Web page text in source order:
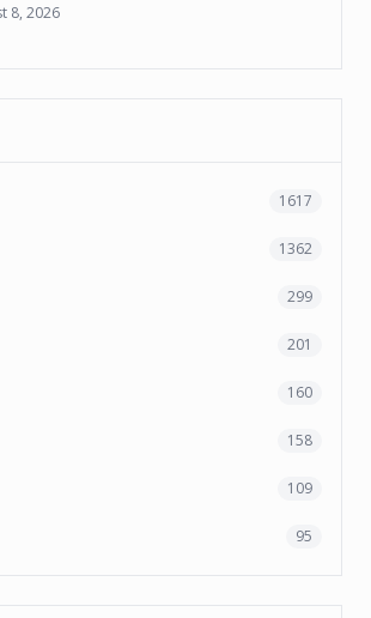
8, 2026
1617
1362
299
201
160
158
109
95